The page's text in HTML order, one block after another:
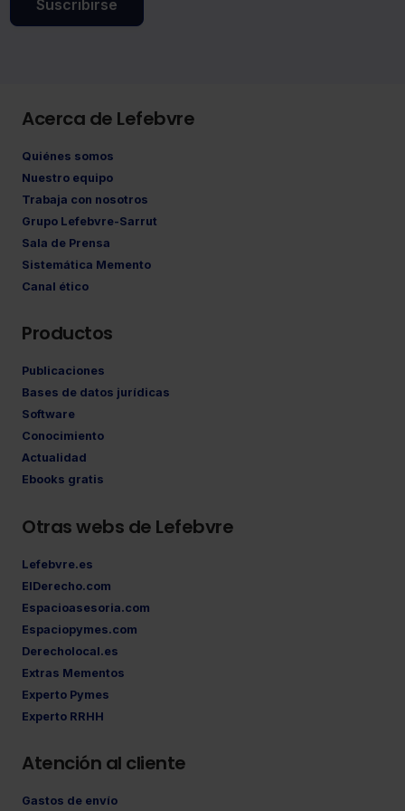
Suscribirse
Acerca de Lefebvre
Quiénes somos
Nuestro equipo
Trabaja con nosotros
Grupo Lefebvre-Sarrut
Sala de Prensa
Sistemática Memento
Canal ético
Productos
Publicaciones
Bases de datos jurídicas
Software
Conocimiento
Actualidad
Ebooks gratis
Otras webs de Lefebvre
Lefebvre.es
ElDerecho.com
Espacioasesoria.com
Espaciopymes.com
Derecholocal.es
Extras Mementos
Experto Pymes
Experto RRHH
Atención al cliente
Gastos de envío